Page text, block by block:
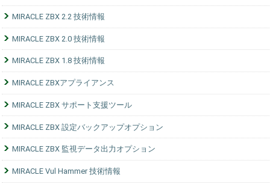
MIRACLE ZBX 2.2 技術情報
MIRACLE ZBX 2.0 技術情報
MIRACLE ZBX 1.8 技術情報
MIRACLE ZBXアプライアンス
MIRACLE ZBX サポート支援ツール
MIRACLE ZBX 設定バックアップオプション
MIRACLE ZBX 監視データ出力オプション
MIRACLE Vul Hammer 技術情報